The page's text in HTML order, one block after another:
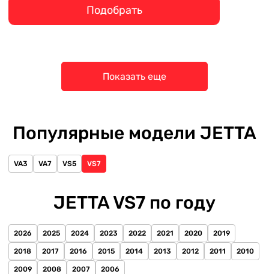
Подобрать
Показать еще
Популярные модели JETTA
VA3 VA7 VS5 VS7
JETTA VS7 по году
2026 2025 2024 2023 2022 2021 2020 2019
2018 2017 2016 2015 2014 2013 2012 2011 2010
2009 2008 2007 2006